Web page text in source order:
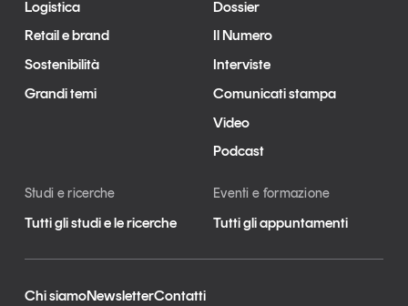
Logistica
Retail e brand
Sostenibilità
Grandi temi
Dossier
Il Numero
Interviste
Comunicati stampa
Video
Podcast
Studi e ricerche
Tutti gli studi e le ricerche
Eventi e formazione
Tutti gli appuntamenti
Chi siamoNewsletterContatti